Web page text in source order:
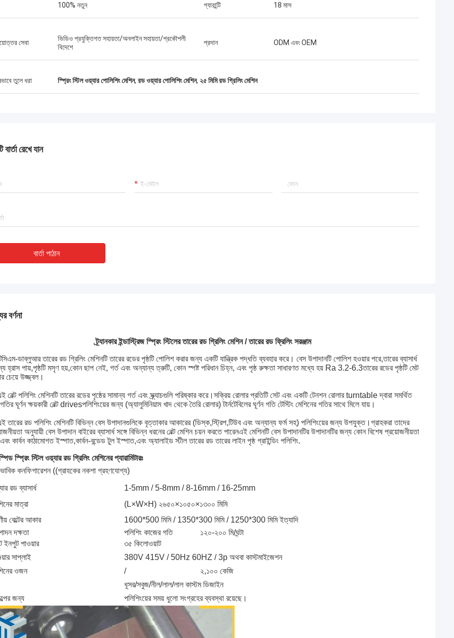
100% নতুন গ্যারান্টি 18 মাস
সেবা
ভিডিও প্রযুক্তিগত সহায়তা/অনলাইন সহায়তা/প্রকৌশলী
বিদেশে
প্রদান ODM এবং OEM
তুলে ধরা স্প্রিং স্টিল ওয়্যার পোলিশিং মেশিন, রড ওয়্যার পোলিশিং মেশিন, ২৫ মিমি রড গ্রিলিং মেশিন
বার্তা রেখে যান
বার্তা পাঠান
বর্ণনা
ট্র্যানকার ইন্ডাস্ট্রিজ স্প্রিং স্টিলের তারের রড গ্রিলিং মেশিন / তারের রড ফ্রিলিং সরঞ্জাম
ডাব্লুআর তারের রড গ্রিলিং মেশিনটি তারের রডের পৃষ্ঠটি পোলিশ করার জন্য একটি যান্ত্রিক পদ্ধতি ব্যবহার করে। বেস উপাদানটি পোলিশ হওয়ার পরে,তারের ব্যাসার্ধ
হ্রাস পায়,পৃষ্ঠটি মসৃণ হয়,কোন ছাপ নেই, গর্ত এবং অন্যান্য ত্রুটি, কোন স্পষ্ট পরিধান চিহ্ন, এবং পৃষ্ঠ রুক্ষতা সাধারণত মধ্যে হয় Ra 3.2-6.3তারের রডের পৃষ্ঠটি মেট
চেয়ে উজ্জ্বল।
বেল্ট পলিশিং মেশিনটি তারের রডের পৃষ্ঠের সামান্য গর্ত এবং স্ক্র্যাচগুলি পরিষ্কার করে।সক্রিয় রোলার প্রতিটি সেট এবং একটি টেনশন রোলার turntable দ্বারা সমর্থিত
ঘূর্ণন ক্ষয়কারী বেল্ট drivesপলিশিংয়ের জন্য (অ্যালুমিনিয়াম খাদ থেকে তৈরি রোলার) টার্নটেবিলের ঘূর্ণন গতি টেস্টিং মেশিনের গতির সাথে মিলে যায়।
তারের রড পলিশিং মেশিনটি বিভিন্ন বেস উপাদানগুলিকে বৃত্তাকার আকারের (ডিস্ক,স্ট্রিপ,টিউব এবং অন্যান্য ফর্ম সহ) পলিশিংয়ের জন্য উপযুক্ত।গ্রাহকরা তাদের
অনুযায়ী বেস উপাদান বাইরের ব্যাসার্ধ সঙ্গে বিভিন্ন ধরনের বেল্ট মেশিন চয়ন করতে পারেনএই মেশিনটি বেস উপাদানটির উপাদানটির জন্য কোন বিশেষ প্রয়োজনীয়তা
কার্বন কাঠামোগত ইস্পাত,কার্বন-বন্ডেড টুল ইস্পাত,এবং অ্যালাইড স্টীল তারের রড তারের লাইন পৃষ্ঠ গ্রাইন্ডিং পলিশিং.
স্প্রিং স্টিল ওয়্যার রড গ্রিলিং মেশিনের প্যারামিটারঃ
কনফিগারেশন ((গ্রাহকের নকশা গ্রহণযোগ্য)
রড ব্যাসার্ধ
1-5mm / 5-8mm / 8-16mm / 16-25mm
মাত্রা
(L×W×H) ২৬৫০×১০৫০×১৩০০ মিমি
বেল্টের আকার
1600*500 মিমি / 1350*300 মিমি / 1250*300 মিমি ইত্যাদি
দক্ষতা
পলিশিং কাজের গতি
১২০-২০০ মি/ঘন্টা
ইনপুট পাওয়ার
৩৫ কিলোওয়াট
সাপ্লাই
380V 415V / 50Hz 60HZ / 3p অথবা কাস্টমাইজেশন
ওজন
/
২,১০০ কেজি
ধূসর/সবুজ/নীল/লাল/লাল কাস্টম ডিজাইন
জন্য
পলিশিংয়ের সময় ধুলো সংগ্রহের ব্যবস্থা রয়েছে।